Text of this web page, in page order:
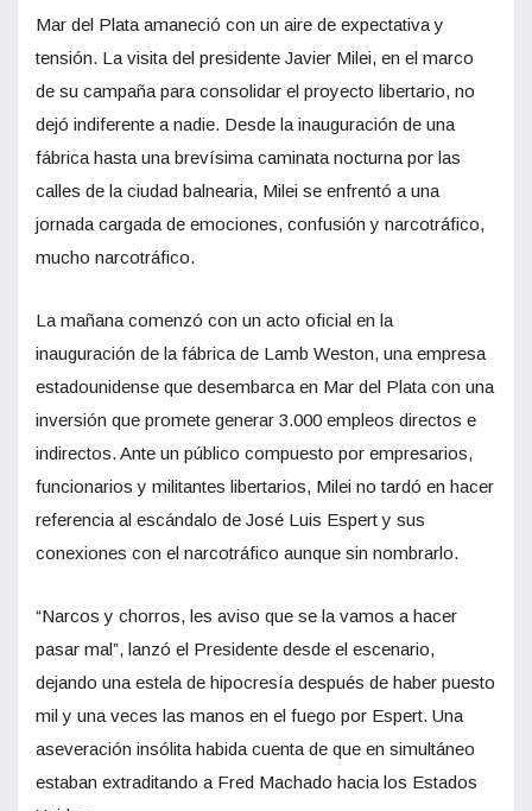
Mar del Plata amaneció con un aire de expectativa y
tensión. La visita del presidente Javier Milei, en el marco
de su campaña para consolidar el proyecto libertario, no
dejó indiferente a nadie. Desde la inauguración de una
fábrica hasta una brevísima caminata nocturna por las
calles de la ciudad balnearia, Milei se enfrentó a una
jornada cargada de emociones, confusión y narcotráfico,
mucho narcotráfico.
La mañana comenzó con un acto oficial en la
inauguración de la fábrica de Lamb Weston, una empresa
estadounidense que desembarca en Mar del Plata con una
inversión que promete generar 3.000 empleos directos e
indirectos. Ante un público compuesto por empresarios,
funcionarios y militantes libertarios, Milei no tardó en hacer
referencia al escándalo de José Luis Espert y sus
conexiones con el narcotráfico aunque sin nombrarlo.
“Narcos y chorros, les aviso que se la vamos a hacer
pasar mal”, lanzó el Presidente desde el escenario,
dejando una estela de hipocresía después de haber puesto
mil y una veces las manos en el fuego por Espert. Una
aseveración insólita habida cuenta de que en simultáneo
estaban extraditando a Fred Machado hacia los Estados